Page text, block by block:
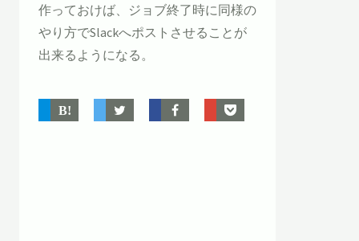
作っておけば、ジョブ終了時に同様の
やり方でSlackへポストさせることが
出来るようになる。